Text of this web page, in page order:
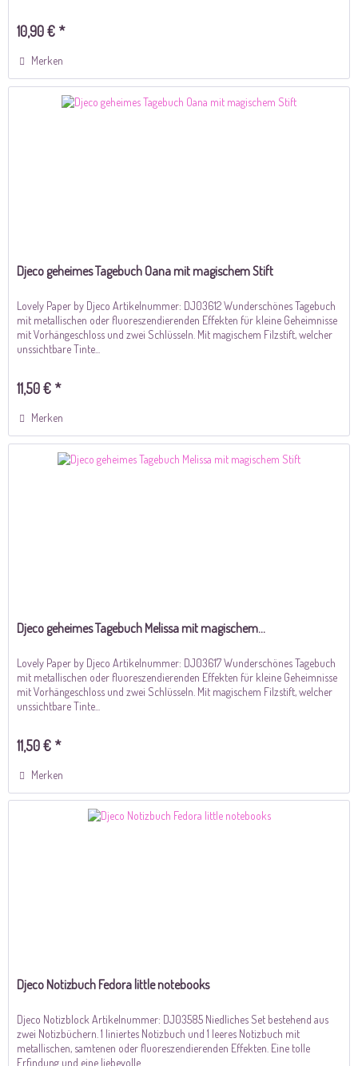
10,90 € *
Merken
Djeco geheimes Tagebuch Oana mit magischem Stift
Lovely Paper by Djeco Artikelnummer: DJ03612 Wunderschönes Tagebuch
mit metallischen oder fluoreszendierenden Effekten für kleine Geheimnisse
mit Vorhängeschloss und zwei Schlüsseln. Mit magischem Filzstift, welcher
unssichtbare Tinte...
11,50 € *
Merken
Djeco geheimes Tagebuch Melissa mit magischem...
Lovely Paper by Djeco Artikelnummer: DJ03617 Wunderschönes Tagebuch
mit metallischen oder fluoreszendierenden Effekten für kleine Geheimnisse
mit Vorhängeschloss und zwei Schlüsseln. Mit magischem Filzstift, welcher
unssichtbare Tinte...
11,50 € *
Merken
Djeco Notizbuch Fedora little notebooks
Djeco Notizblock Artikelnummer: DJ03585 Niedliches Set bestehend aus
zwei Notizbüchern. 1 liniertes Notizbuch und 1 leeres Notizbuch mit
metallischen, samtenen oder fluoreszendierenden Effekten. Eine tolle
Erfindung und eine liebevolle...